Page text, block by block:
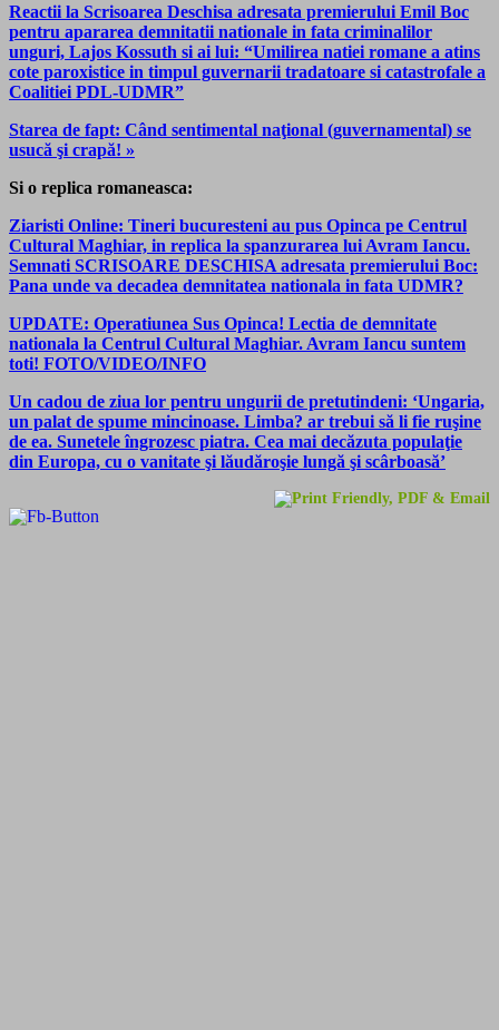
Reactii la Scrisoarea Deschisa adresata premierului Emil Boc
pentru apararea demnitatii nationale in fata criminalilor
unguri, Lajos Kossuth si ai lui: “Umilirea natiei romane a atins
cote paroxistice in timpul guvernarii tradatoare si catastrofale a
Coalitiei PDL-UDMR”
Starea de fapt: Când sentimental naţional (guvernamental) se
usucă şi crapă! »
Si o replica romaneasca:
Ziaristi Online: Tineri bucuresteni au pus Opinca pe Centrul
Cultural Maghiar, in replica la spanzurarea lui Avram Iancu.
Semnati SCRISOARE DESCHISA adresata premierului Boc:
Pana unde va decadea demnitatea nationala in fata UDMR?
UPDATE: Operatiunea Sus Opinca! Lectia de demnitate
nationala la Centrul Cultural Maghiar. Avram Iancu suntem
toti! FOTO/VIDEO/INFO
Un cadou de ziua lor pentru ungurii de pretutindeni: ‘Ungaria,
un palat de spume mincinoase. Limba? ar trebui să li fie ruşine
de ea. Sunetele îngrozesc piatra. Cea mai decăzuta populaţie
din Europa, cu o vanitate şi lăudăroşie lungă şi scârboasă’